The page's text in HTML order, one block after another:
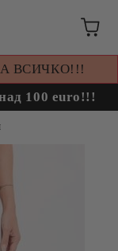
ВСИЧКО!!!
100 euro!!!